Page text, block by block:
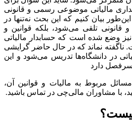
مالیاتی موضوعی رسمی و قانونی
بیان کنیم که این بحث نه‌تنها در
قانونی تلقی می‌شود، بلکه قوانین و
وضع شده است که حسابدار مالیاتی
نماند که در حال حاضر گرایشی
در دانشگاه‌ها تدریس می‌شود و این
سرفصل دارد
مربوط به مالیات و قوانین آن،
با مشاوران مالی‌چی در تماس باشید.